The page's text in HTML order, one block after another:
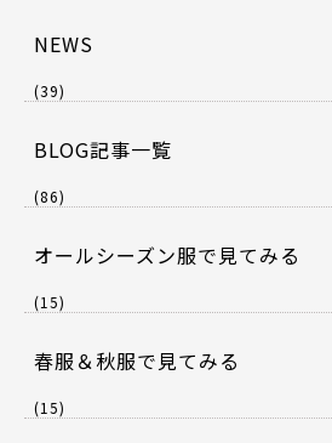
NEWS
(39)
BLOG記事一覧
(86)
オールシーズン服で見てみる
(15)
春服＆秋服で見てみる
(15)